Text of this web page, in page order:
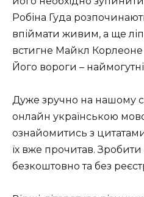
Робіна Гуда
впіймати живим, а ще
встигне Майкл Корлеоне
Його вороги –
Дуже зручно на нашому
онлайн українською
ознайомитись з цитатами
їх вже прочитав.
безкоштовно та без